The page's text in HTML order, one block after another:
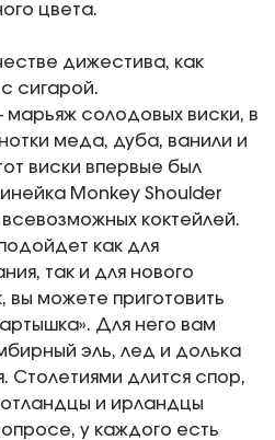
цвета.
дижестива, как
сигарой.
солодовых виски, в
меда, дуба, ванили и
виски впервые был
Monkey Shoulder
коктейлей.
как для
так и для нового
вы можете приготовить
Для него вам
эль, лед и долька
Столетиями длится спор,
и ирландцы
у каждого есть